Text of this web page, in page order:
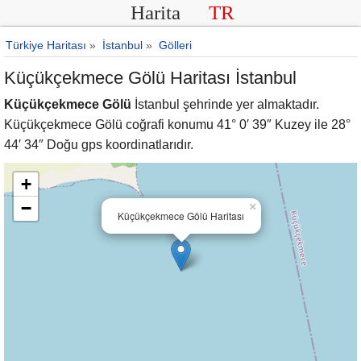
Harita TR
Türkiye Haritası » İstanbul » Gölleri
Küçükçekmece Gölü Haritası İstanbul
Küçükçekmece Gölü İstanbul şehrinde yer almaktadır.
Küçükçekmece Gölü coğrafi konumu 41° 0′ 39″ Kuzey ile 28°
44′ 34″ Doğu gps koordinatlarıdır.
Küçükçekmece Gölü Haritası
×
+
−